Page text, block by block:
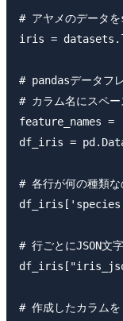
# アヤメのデータ
iris =
# pandasデータフ
# カラム名にスペー
feature_names
df_iris =
# 各行が何の種類な
# 行ごとにJSON文
# 作成したカラムを